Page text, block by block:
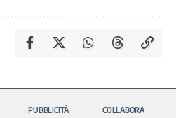
PUBBLICITÀ COLLABORA